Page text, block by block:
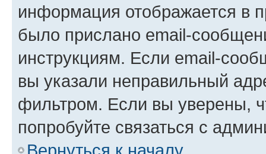
информация отображается в
было прислано email-
инструкциям. Если email-
вы указали неправильный
фильтром. Если вы уверены,
попробуйте связаться с
Вернуться к началу